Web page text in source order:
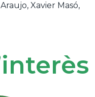
Xavier Masó,